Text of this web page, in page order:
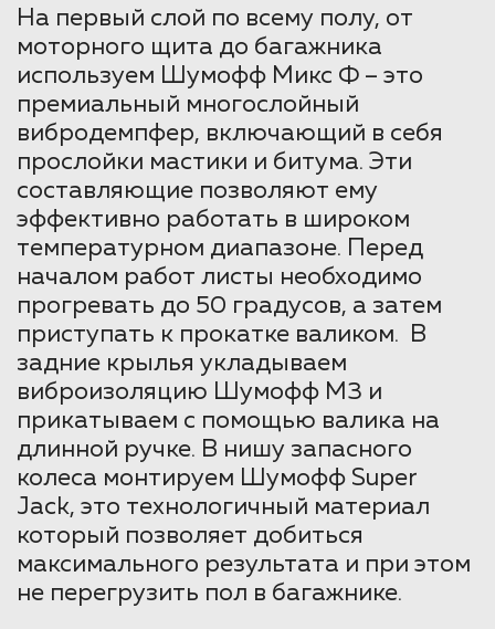
На первый слой по всему полу, от
моторного щита до багажника
используем Шумофф Микс Ф – это
премиальный многослойный
вибродемпфер, включающий в себя
прослойки мастики и битума. Эти
составляющие позволяют ему
эффективно работать в широком
температурном диапазоне. Перед
началом работ листы необходимо
прогревать до 50 градусов, а затем
приступать к прокатке валиком. В
задние крылья укладываем
виброизоляцию Шумофф М3 и
прикатываем с помощью валика на
длинной ручке. В нишу запасного
колеса монтируем Шумофф Super
Jack, это технологичный материал
который позволяет добиться
максимального результата и при этом
не перегрузить пол в багажнике.